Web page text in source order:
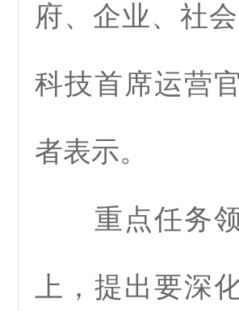
府、企业、社
科技首席运营
者表示。
重点任务领
上，提出要深